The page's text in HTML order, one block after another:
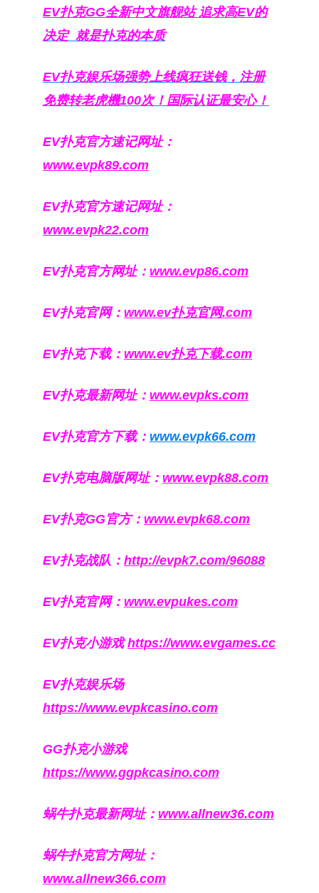
EV扑克GG全新中文旗舰站追求高EV的
决定 就是扑克的本质
EV扑克娱乐场强势上线疯狂送钱，注册
免费转老虎機100次！国际认证最安心！
EV扑克官方速记网址：
www.evpk89.com
EV扑克官方速记网址：
www.evpk22.com
EV扑克官方网址： www.evp86.com
EV扑克官网： www.ev扑克官网.com
EV扑克下载： www.ev扑克下载.com
EV扑克最新网址： www.evpks.com
EV扑克官方下载： www.evpk66.com
EV扑克电脑版网址： www.evpk88.com
EV扑克GG官方： www.evpk68.com
EV扑克战队： http://evpk7.com/96088
EV扑克官网： www.evpukes.com
EV扑克小游戏https://www.evgames.cc
EV扑克娱乐场
https://www.evpkcasino.com
GG扑克小游戏
https://www.ggpkcasino.com
蜗牛扑克最新网址： www.allnew36.com
蜗牛扑克官方网址：
www.allnew366.com